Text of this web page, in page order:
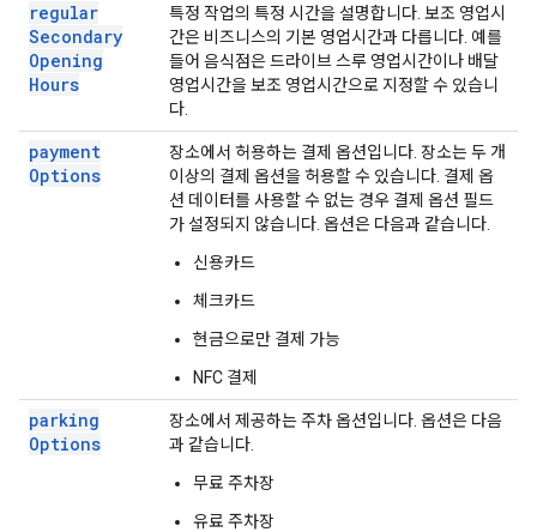
regular
Secondary
Opening
Hours
특정 작업의 특정 시간을 설명합니다. 보조 영업시
간은 비즈니스의 기본 영업시간과 다릅니다. 예를
들어 음식점은 드라이브 스루 영업시간이나 배달
영업시간을 보조 영업시간으로 지정할 수 있습니
다.
payment
Options
장소에서 허용하는 결제 옵션입니다. 장소는 두 개
이상의 결제 옵션을 허용할 수 있습니다. 결제 옵
션 데이터를 사용할 수 없는 경우 결제 옵션 필드
가 설정되지 않습니다. 옵션은 다음과 같습니다.
신용카드
체크카드
현금으로만 결제 가능
NFC 결제
parking
Options
장소에서 제공하는 주차 옵션입니다. 옵션은 다음
과 같습니다.
무료 주차장
유료 주차장